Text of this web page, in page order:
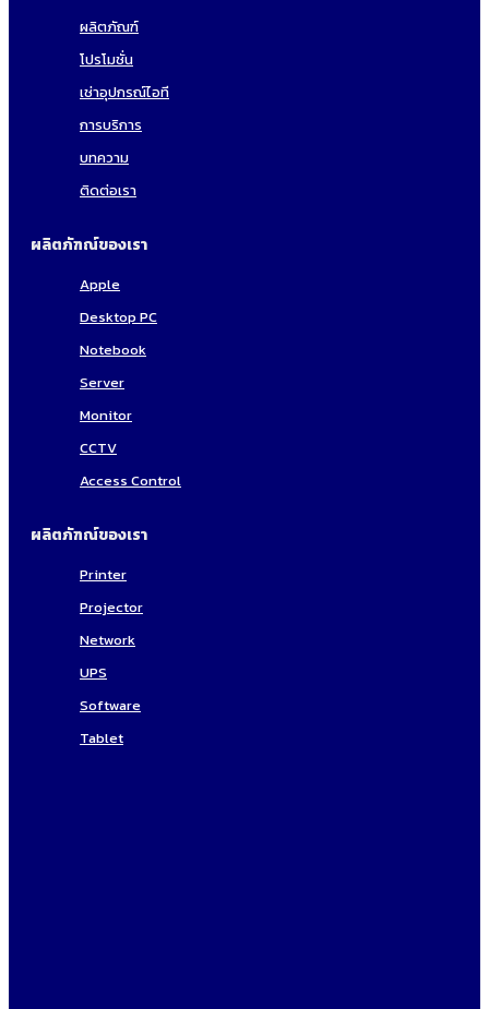
ผลิตภัณฑ์
โปรโมชั่น
เช่าอุปกรณ์ไอที
การบริการ
บทความ
ติดต่อเรา
ผลิตภัฑณ์ของเรา
Apple
Desktop PC
Notebook
Server
Monitor
CCTV
Access Control
ผลิตภัฑณ์ของเรา
Printer
Projector
Network
UPS
Software
Tablet